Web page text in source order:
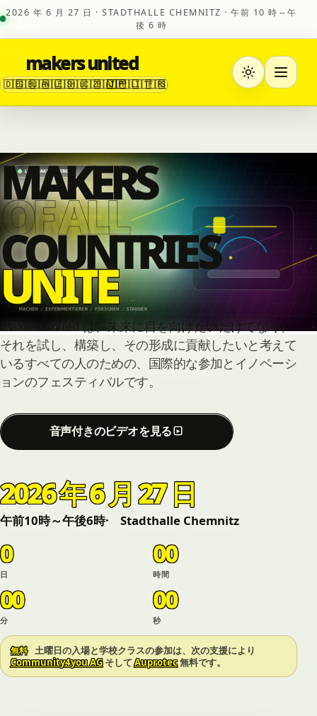
2026 年 6 月 27 日 · STADTHALLE CHEMNITZ · 午前 10 時～午
後 6 時
makers united
🇩🇪🇬🇧🇺🇦🇳🇱🇪🇸🇭🇺🇨🇿🇧🇦🇯🇵🇵🇱🇮🇹🇫🇷🇸🇮
MAKERS
OF ALL
COUNTRIES
UNITE
makers united は、未来に目を向けたいだけでなく、
それを試し、構築し、その形成に貢献したいと考えて
いるすべての人のための、国際的な参加とイノベーシ
ョンのフェスティバルです。
音声付きのビデオを見る
2026 年 6 月 27 日
午前10時～午後6時 Stadthalle Chemnitz
0
日
00
時間
00
分
00
秒
無料 土曜日の入場と学校クラスの参加は、次の支援により
Community4you AGそしてAuprotec無料です。